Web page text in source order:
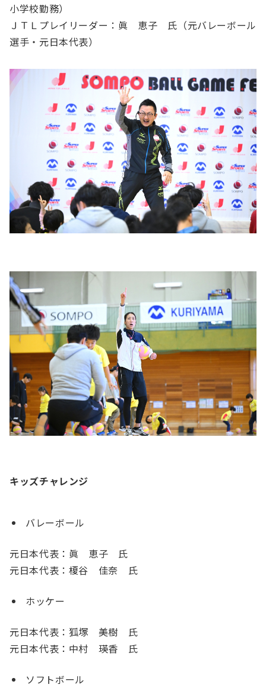
小学校勤務）
ＪＴＬプレイリーダー：眞 恵子 氏（元バレーボール
選手・元日本代表）
キッズチャレンジ
バレーボール
元日本代表：眞 恵子 氏
元日本代表：榎谷 佳奈 氏
ホッケー
元日本代表：狐塚 美樹 氏
元日本代表：中村 瑛香 氏
ソフトボール